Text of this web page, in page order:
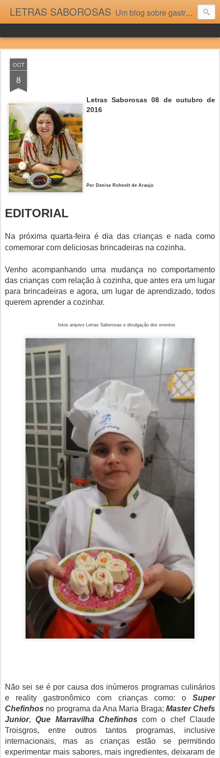
LETRAS SABOROSAS Um blog sobre gastronomia para as pessoas que gostam da boa cozinha. Dicas, receitas, notícias gastronômicas e viagens do Caburaí ao Chuí. Vou adorar tê-los na minha cozinha acima do Equador.
OCT
8
Letras Saborosas 08 de outubro de
2016
Por Denise Rohnelt de Araujo
EDITORIAL
Na próxima quarta-feira é dia das crianças e nada como
comemorar com deliciosas brincadeiras na cozinha.
Venho acompanhando uma mudança no comportamento
das crianças com relação à cozinha, que antes era um lugar
para brincadeiras e agora, um lugar de aprendizado, todos
querem aprender a cozinhar.
fotos arquivo Letras Saborosas e divulgação dos eventos
Não sei se é por causa dos inúmeros programas culinários
e reality gastronômico com crianças como: o Super
Chefinhos no programa da Ana Maria Braga; Master Chefs
Junior,Que Marravilha Chefinhos com o chef Claude
Troisgros, entre outros tantos programas, inclusive
internacionais, mas as crianças estão se permitindo
experimentar mais sabores, mais ingredientes, deixaram de